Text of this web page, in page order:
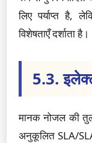
लिए पर्याप्त है,
विशेषताएँ दर्शाता है।
5.3.
मानक नोजल की
अनुकूलित SLA/